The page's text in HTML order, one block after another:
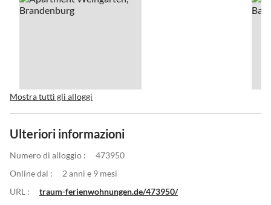
Mostra tutti gli alloggi
Ulteriori informazioni
Numero di alloggio :
473950
Online dal :
2 anni e 9 mesi
URL :
traum-ferienwohnungen.de/473950/